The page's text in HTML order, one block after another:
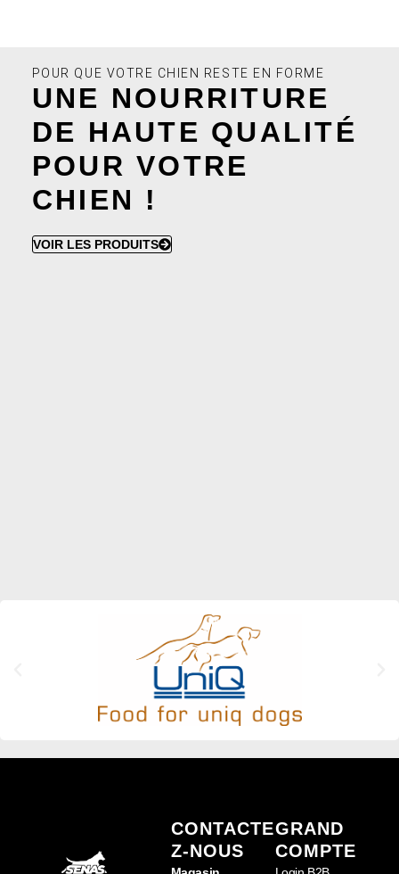
POUR QUE VOTRE CHIEN RESTE EN FORME
UNE NOURRITURE
DE HAUTE QUALITÉ
POUR VOTRE
CHIEN !
VOIR LES PRODUITS
CONTACTE
Z-NOUS
GRAND
COMPTE